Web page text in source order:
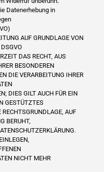
Datenerhebung in
AUF GRUNDLAGE VON
DSGVO
DAS RECHT, AUS
BESONDEREN
DIE VERARBEITUNG IHRER
DIES GILT AUCH FÜR EIN
GESTÜTZTES
AUF
BERUHT,
NICHT MEHR